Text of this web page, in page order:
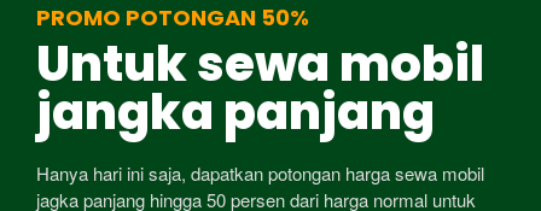
PROMO POTONGAN 50%
Untuk sewa mobil
jangka panjang
Hanya hari ini saja, dapatkan potongan harga sewa mobil
jagka panjang hingga 50 persen dari harga normal untuk